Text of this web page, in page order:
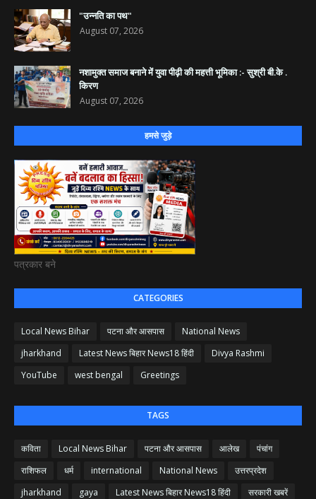
"उन्नति का पथ"
August 07, 2026
नशामुक्त समाज बनाने में युवा पीढ़ी की महत्ती भूमिका :- सुश्री बी.के .
किरण
August 07, 2026
हमसे जुड़े
पत्रकार बने
CATEGORIES
Local News Bihar पटना और आसपास
National News
jharkhand
Latest News बिहार News18 हिंदी
Divya Rashmi
YouTube
west bengal Greetings
TAGS
कविता Local News Bihar पटना और आसपास आलेख
पंचांग
राशिफल
धर्म international National News
उत्तरप्रदेश
jharkhand
gaya Latest News बिहार News18 हिंदी
सरकारी खबरें